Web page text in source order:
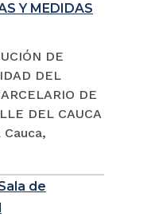
Y MEDIDAS
DE
DEL
DE
DEL CAUCA
de